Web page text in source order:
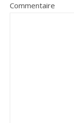
Commentaire